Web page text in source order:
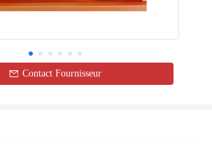
Contact Fournisseur